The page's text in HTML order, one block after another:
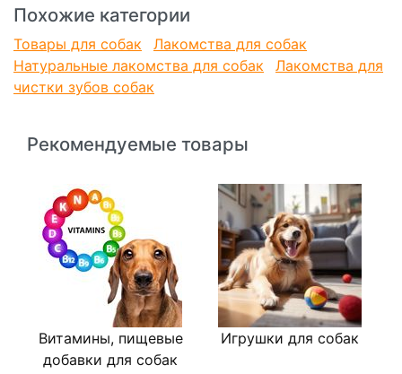
Пищевая ценность
в 100 г: белки 66 г, жиры 21 г, зола 3 г, влага 10 г.
Энергетическая ценность в 100 г: 453 ккал
Похожие категории
Товары для собак
Лакомства для собак
Натуральные лакомства для собак
Лакомства для
чистки зубов собак
Рекомендуемые товары
Витамины, пищевые
добавки для собак
Игрушки для собак